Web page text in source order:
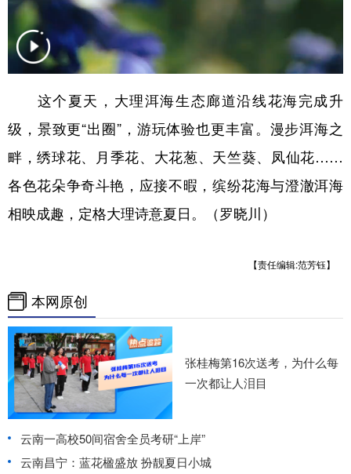
这个夏天，大理洱海生态廊道沿线花海完成升
级，景致更“出圈”，游玩体验也更丰富。漫步洱海之
畔，绣球花、月季花、大花葱、天竺葵、凤仙花……
各色花朵争奇斗艳，应接不暇，缤纷花海与澄澈洱海
相映成趣，定格大理诗意夏日。（罗晓川）
【责任编辑:范芳钰】
本网原创
张桂梅第16次送考，为什么每
一次都让人泪目
云南一高校50间宿舍全员考研“上岸”
云南昌宁：蓝花楹盛放 扮靓夏日小城